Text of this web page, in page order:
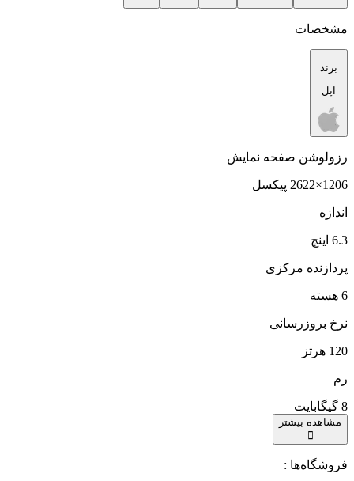
مشخصات
برند
اپل
رزولوشن صفحه نمایش
1206×2622 پیکسل
اندازه
6.3 اینچ
پردازنده مرکزی
6 هسته
نرخ بروزرسانی
120 هرتز
رم
8 گیگابایت
مشاهده بیشتر
فروشگاه‌ها :